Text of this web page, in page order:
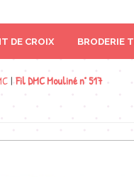
DE CROIX BRODERIE
| Fil DMC Mouliné n° 517